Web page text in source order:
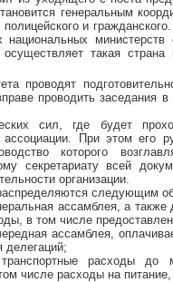
генеральным
и
национальных
такая
проводят
проводить заседания
сил, где будет
ассоциации. При этом его
которого
секретариату всей
организации.
следующим
ассамблея, а также
в том числе
ассамблея,
делегаций;
транспортные расходы
числе расходы на